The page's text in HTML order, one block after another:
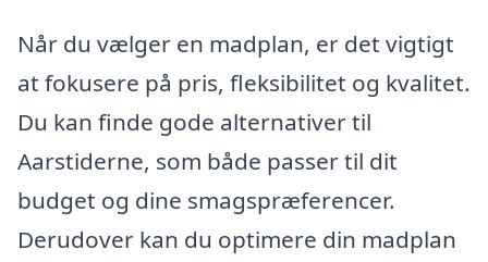
Når du vælger en madplan, er det vigtigt
at fokusere på pris, fleksibilitet og kvalitet.
Du kan finde gode alternativer til
Aarstiderne, som både passer til dit
budget og dine smagspræferencer.
Derudover kan du optimere din madplan